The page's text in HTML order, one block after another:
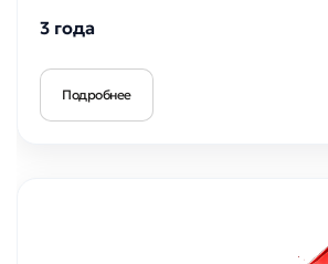
3 года
Подробнее